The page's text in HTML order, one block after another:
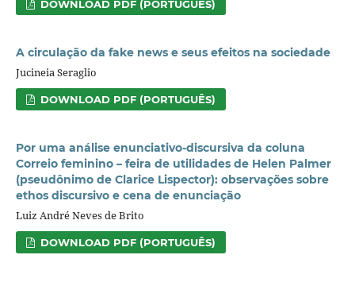
DOWNLOAD PDF (PORTUGUÊS)
A circulação da fake news e seus efeitos na sociedade
Jucineia Seraglio
DOWNLOAD PDF (PORTUGUÊS)
Por uma análise enunciativo-discursiva da coluna
Correio feminino – feira de utilidades de Helen Palmer
(pseudônimo de Clarice Lispector): observações sobre
ethos discursivo e cena de enunciação
Luiz André Neves de Brito
DOWNLOAD PDF (PORTUGUÊS)